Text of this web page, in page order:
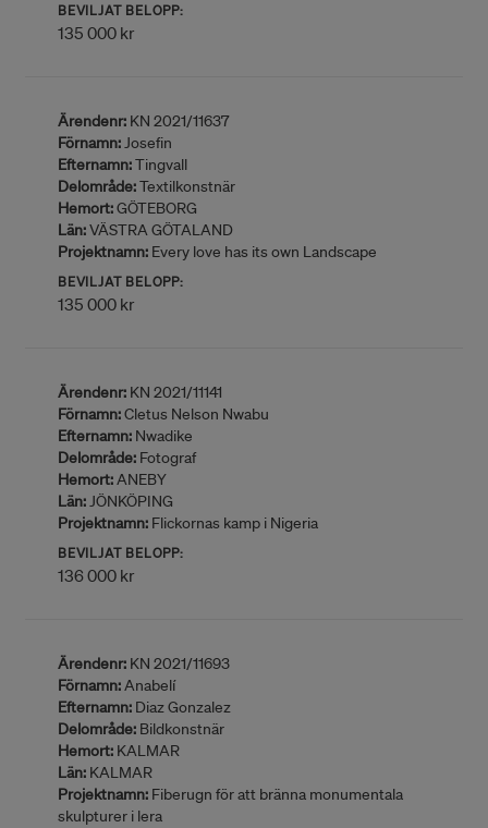
BEVILJAT BELOPP:
135 000 kr
Ärendenr: KN 2021/11637
Förnamn:Josefin
Efternamn:Tingvall
Delområde:Textilkonstnär
Hemort:GÖTEBORG
Län:VÄSTRA GÖTALAND
Projektnamn: Every love has its own Landscape
BEVILJAT BELOPP:
135 000 kr
Ärendenr: KN 2021/11141
Förnamn:Cletus Nelson Nwabu
Efternamn: Nwadike
Delområde: Fotograf
Hemort:ANEBY
Län:JÖNKÖPING
Projektnamn: Flickornas kamp i Nigeria
BEVILJAT BELOPP:
136 000 kr
Ärendenr: KN 2021/11693
Förnamn:Anabelí
Efternamn: Diaz Gonzalez
Delområde: Bildkonstnär
Hemort: KALMAR
Län: KALMAR
Projektnamn: Fiberugn för att bränna monumentala
skulpturer i lera